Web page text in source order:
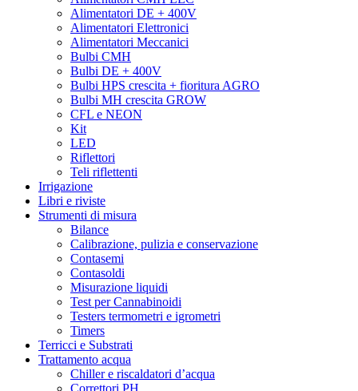
Alimentatori DE + 400V
Alimentatori Elettronici
Alimentatori Meccanici
Bulbi CMH
Bulbi DE + 400V
Bulbi HPS crescita + fioritura AGRO
Bulbi MH crescita GROW
CFL e NEON
Kit
LED
Riflettori
Teli riflettenti
Irrigazione
Libri e riviste
Strumenti di misura
Bilance
Calibrazione, pulizia e conservazione
Contasemi
Contasoldi
Misurazione liquidi
Test per Cannabinoidi
Testers termometri e igrometri
Timers
Terricci e Substrati
Trattamento acqua
Chiller e riscaldatori d’acqua
Correttori PH